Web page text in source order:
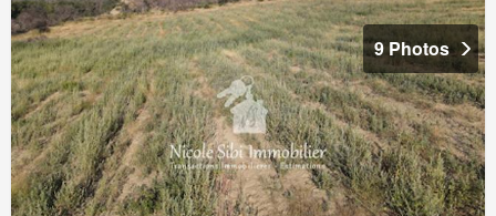
9 Photos